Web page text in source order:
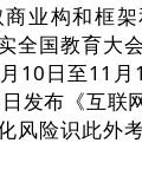
业构和框
全国教育大
10日至11
发布《互联
风险识此外